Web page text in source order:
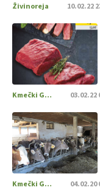
Živinoreja 10.02.22
Kmečki Glas 03.02.22
Kmečki Glas 04.02.20